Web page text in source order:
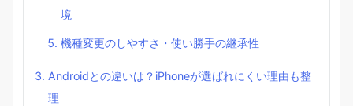
境
機種変更のしやすさ・使い勝手の継承性
Androidとの違いは？iPhoneが選ばれにくい理由も整
理